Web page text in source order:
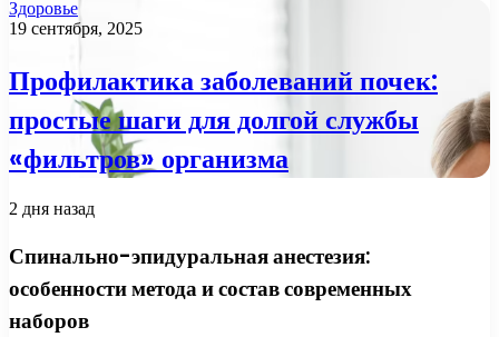
Здоровье
19 сентября, 2025
Профилактика заболеваний почек:
простые шаги для долгой службы
«фильтров» организма
2 дня назад
Спинально-эпидуральная анестезия:
особенности метода и состав современных
наборов